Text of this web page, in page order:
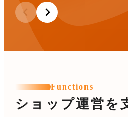
Functions
ショップ運営を